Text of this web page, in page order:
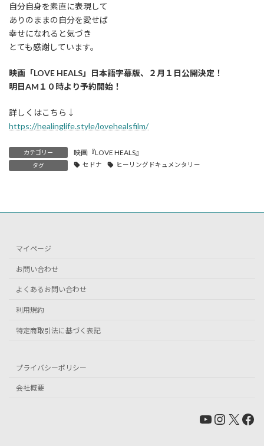
自分自身を素直に表現して
ありのままの自分を愛せば
幸せになれると気づき
とても感謝しています。
映画「LOVE HEALS」日本語字幕版、２月１日公開決定！
明日AM１０時より予約開始！
詳しくはこちら↓
https://healinglife.style/lovehealsfilm/
カテゴリー 映画『LOVE HEALS』
タグ セドナ ヒーリングドキュメンタリー
マイページ
お問い合わせ
よくあるお問い合わせ
利用規約
特定商取引法に基づく表記
プライバシーポリシー
会社概要